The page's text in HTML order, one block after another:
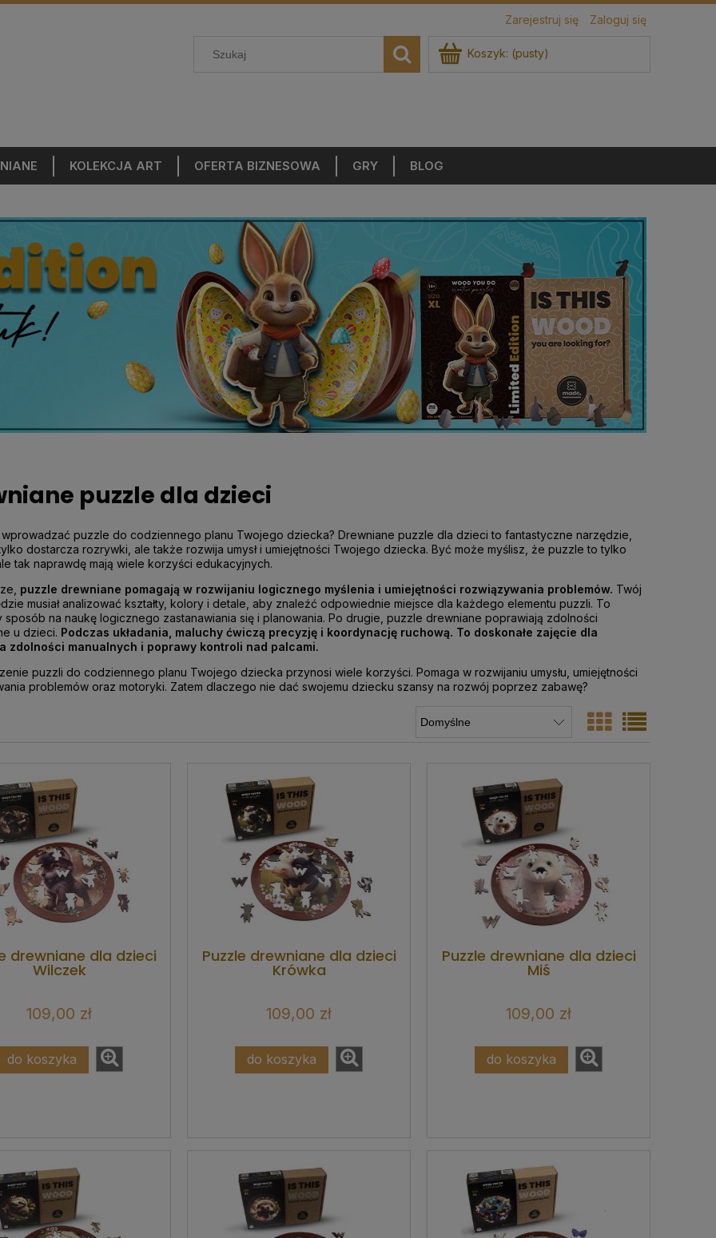
Zarejestruj się Zaloguj się
Koszyk: (pusty)
KOLEKCJA ART OFERTA BIZNESOWA GRY BLOG
puzzle dla dzieci
puzzle do codziennego planu Twojego dziecka? Drewniane puzzle dla dzieci to fantastyczne narzędzie,
dostarcza rozrywki, ale także rozwija umysł i umiejętności Twojego dziecka. Być może myślisz, że puzzle to tylko
tak naprawdę mają wiele korzyści edukacyjnych.
puzzle drewniane pomagają w rozwijaniu logicznego myślenia i umiejętności rozwiązywania problemów. Twój
musiał analizować kształty, kolory i detale, aby znaleźć odpowiednie miejsce dla każdego elementu puzzli. To
sposób na naukę logicznego zastanawiania się i planowania. Po drugie, puzzle drewniane poprawiają zdolności
u dzieci. Podczas układania, maluchy ćwiczą precyzję i koordynację ruchową. To doskonałe zajęcie dla
zdolności manualnych i poprawy kontroli nad palcami.
puzzli do codziennego planu Twojego dziecka przynosi wiele korzyści. Pomaga w rozwijaniu umysłu, umiejętności
problemów oraz motoryki. Zatem dlaczego nie dać swojemu dziecku szansy na rozwój poprzez zabawę?
drewniane dla dzieci
Wilczek
109,00 zł
do koszyka
Puzzle drewniane dla dzieci
Krówka
109,00 zł
do koszyka
Puzzle drewniane dla dzieci
Miś
109,00 zł
do koszyka